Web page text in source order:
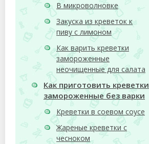
В микроволновке
Закуска из креветок к
пиву с лимоном
Как варить креветки
замороженные
неочищенные для салата
Как приготовить креветки
замороженные без варки
Креветки в соевом соусе
Жареные креветки с
чесноком